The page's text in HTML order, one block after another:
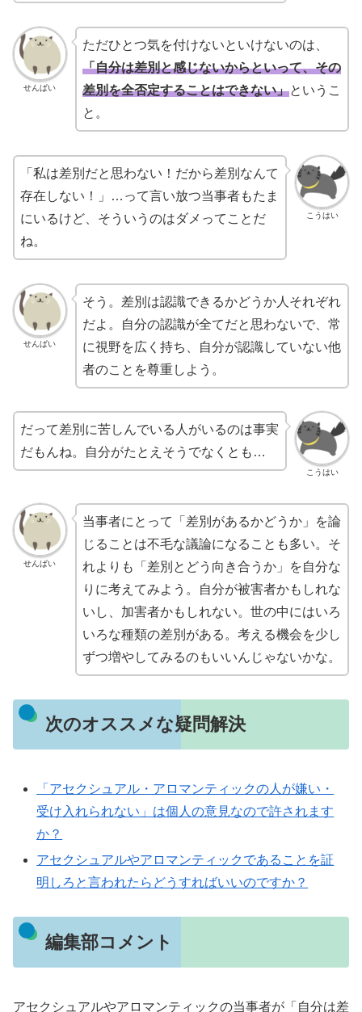
せんぱい
ただひとつ気を付けないといけないのは、
「自分は差別と感じないからといって、その
差別を全否定することはできない」というこ
と。
こうはい
「私は差別だと思わない！だから差別なんて
存在しない！」…って言い放つ当事者もたま
にいるけど、そういうのはダメってことだ
ね。
せんぱい
そう。差別は認識できるかどうか人それぞれ
だよ。自分の認識が全てだと思わないで、常
に視野を広く持ち、自分が認識していない他
者のことを尊重しよう。
こうはい
だって差別に苦しんでいる人がいるのは事実
だもんね。自分がたとえそうでなくとも…
せんぱい
当事者にとって「差別があるかどうか」を論
じることは不毛な議論になることも多い。そ
れよりも「差別とどう向き合うか」を自分な
りに考えてみよう。自分が被害者かもしれな
いし、加害者かもしれない。世の中にはいろ
いろな種類の差別がある。考える機会を少し
ずつ増やしてみるのもいいんじゃないかな。
次のオススメな疑問解決
「アセクシュアル・アロマンティックの人が嫌い・
受け入れられない」は個人の意見なので許されます
か？
アセクシュアルやアロマンティックであることを証
明しろと言われたらどうすればいいのですか？
編集部コメント
アセクシュアルやアロマンティックの当事者が「自分は差